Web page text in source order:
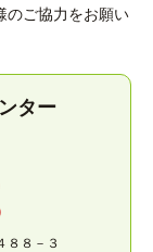
のご協力をお願い
ター
８－３